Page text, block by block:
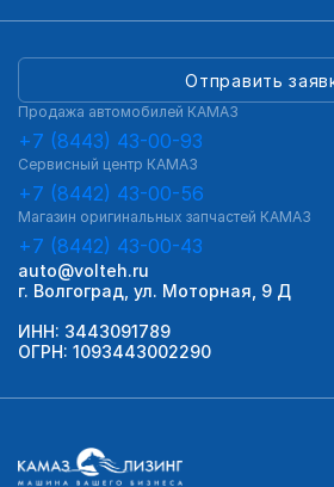
Отправить
Продажа автомобилей КАМАЗ
+7 (8443) 43-00-93
Сервисный центр КАМАЗ
+7 (8442) 43-00-56
Магазин оригинальных запчастей КАМАЗ
+7 (8442) 43-00-43
auto@volteh.ru
г. Волгоград, ул. Моторная, 9 Д
ИНН: 3443091789
ОГРН: 1093443002290